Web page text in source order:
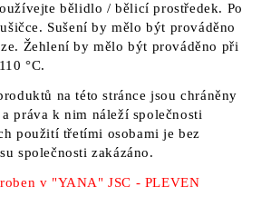
bělidlo / bělicí prostředek. Po
Sušení by mělo být prováděno
Žehlení by mělo být prováděno při
°C.
na této stránce jsou chráněny
práva k nim náleží společnosti
použití třetími osobami je bez
společnosti zakázáno.
v "YANA" JSC - PLEVEN